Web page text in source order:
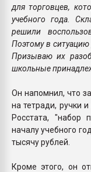
для торговцев,
учебного года.
решили
Поэтому в
Призываю их
школьные
Он напомнил, что
на тетради, ручки
Росстата, "набор
началу учебного
тысячу рублей.
Кроме этого, он